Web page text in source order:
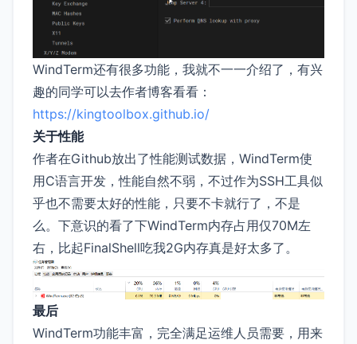
WindTerm还有很多功能，我就不一一介绍了，有兴
趣的同学可以去作者博客看看：
https://kingtoolbox.github.io/
关于性能
作者在Github放出了性能测试数据，WindTerm使
用C语言开发，性能自然不弱，不过作为SSH工具似
乎也不需要太好的性能，只要不卡就行了，不是
么。下意识的看了下WindTerm内存占用仅70M左
右，比起FinalShell吃我2G内存真是好太多了。
最后
WindTerm功能丰富，完全满足运维人员需要，用来